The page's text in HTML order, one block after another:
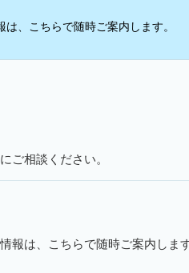
、こちらで随時ご案内します。
ご相談ください。
報は、こちらで随時ご案内しま